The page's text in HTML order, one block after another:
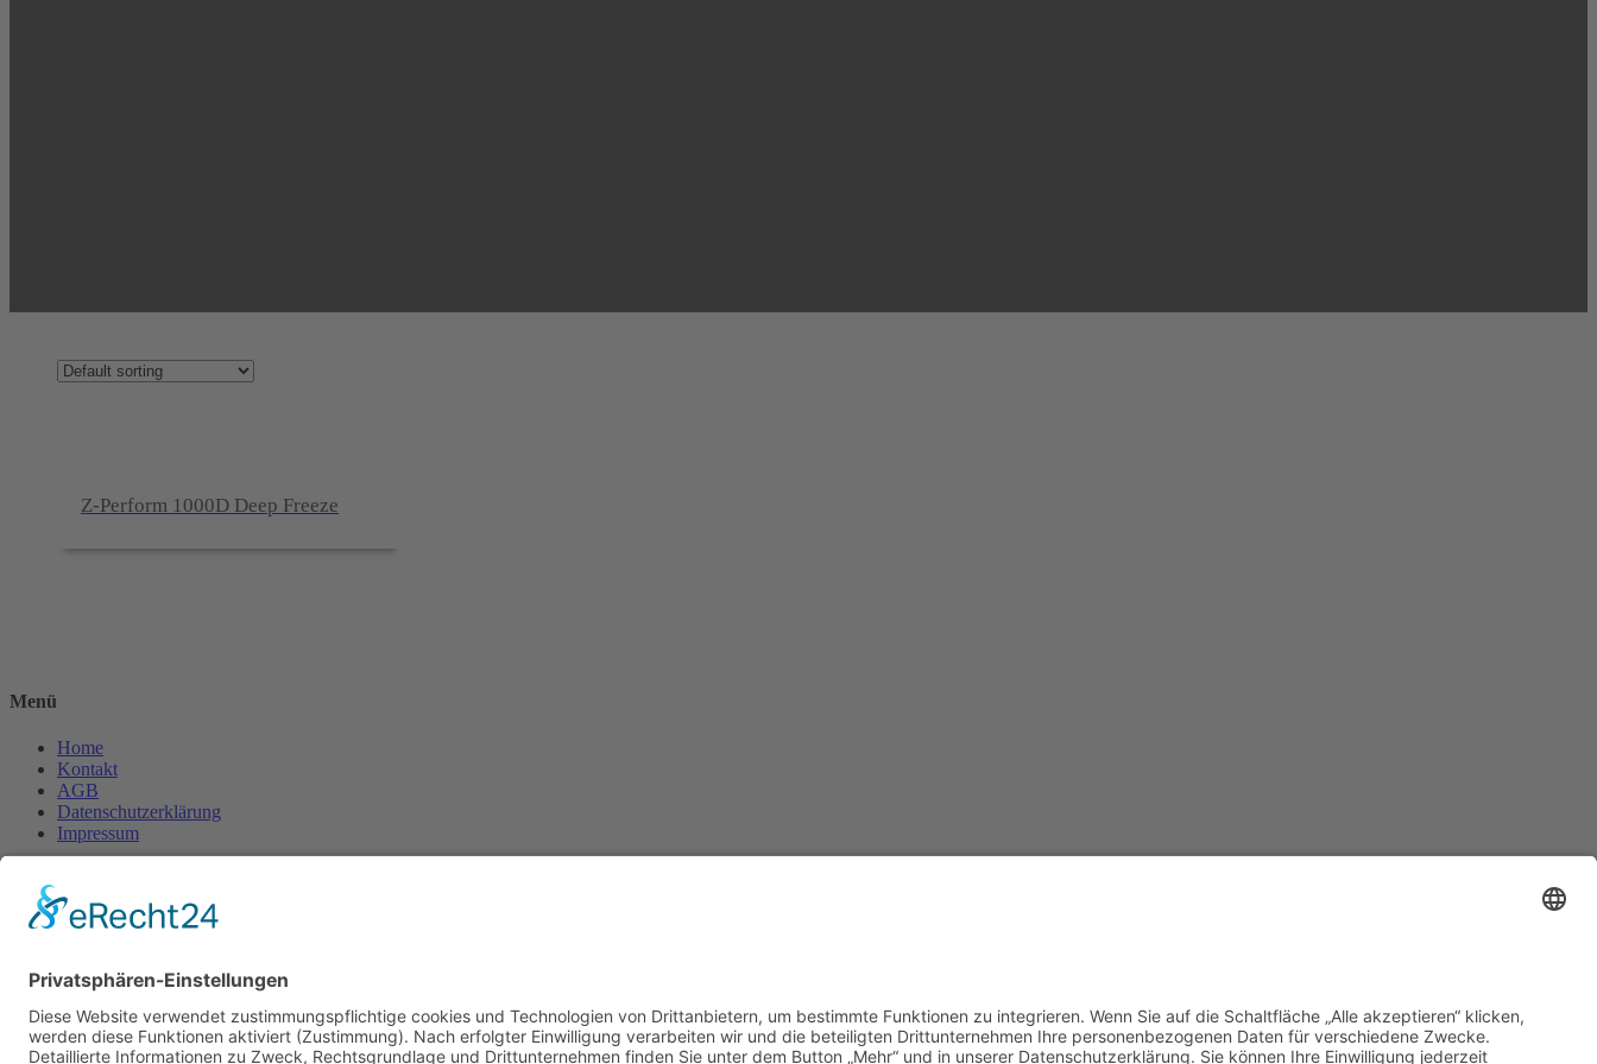
Z-Perform 1000D Deep Freeze
Menü
Home
Kontakt
AGB
Datenschutzerklärung
Impressum
BSI Vertriebs GmbH
64572 Büttelborn
Telefon: 00496152187370
Telefax: 004961521873727
E-Mail: info@bsivertrieb.de